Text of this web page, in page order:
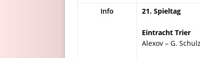
Info
21. Spieltag
Eintracht Trier
Alexov – G.